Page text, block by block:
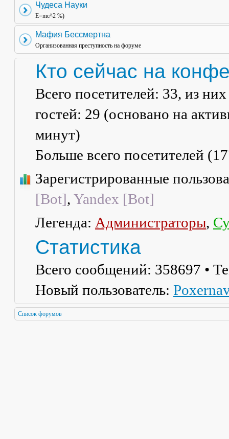
Чудеса Науки
E=mc^2 %)
Мафия Бессмертна
Организованная преступность на форуме
Кто сейчас на
Всего посетителей: 33, из
гостей: 29 (основано на
минут)
Больше всего посетителей (
Зарегистрированные
[Bot], Yandex [Bot]
Легенда: Администраторы,
Статистика
Всего сообщений: 358697 •
Новый пользователь:
Список форумов